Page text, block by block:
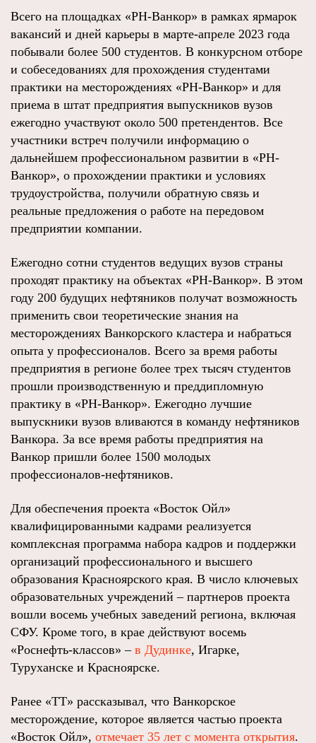
Всего на площадках «РН-Ванкор» в рамках ярмарок
вакансий и дней карьеры в марте-апреле 2023 года
побывали более 500 студентов. В конкурсном отборе
и собеседованиях для прохождения студентами
практики на месторождениях «РН-Ванкор» и для
приема в штат предприятия выпускников вузов
ежегодно участвуют около 500 претендентов. Все
участники встреч получили информацию о
дальнейшем профессиональном развитии в «РН-
Ванкор», о прохождении практики и условиях
трудоустройства, получили обратную связь и
реальные предложения о работе на передовом
предприятии компании.
Ежегодно сотни студентов ведущих вузов страны
проходят практику на объектах «РН-Ванкор». В этом
году 200 будущих нефтяников получат возможность
применить свои теоретические знания на
месторождениях Ванкорского кластера и набраться
опыта у профессионалов. Всего за время работы
предприятия в регионе более трех тысяч студентов
прошли производственную и преддипломную
практику в «РН-Ванкор». Ежегодно лучшие
выпускники вузов вливаются в команду нефтяников
Ванкора. За все время работы предприятия на
Ванкор пришли более 1500 молодых
профессионалов-нефтяников.
Для обеспечения проекта «Восток Ойл»
квалифицированными кадрами реализуется
комплексная программа набора кадров и поддержки
организаций профессионального и высшего
образования Красноярского края. В число ключевых
образовательных учреждений – партнеров проекта
вошли восемь учебных заведений региона, включая
СФУ. Кроме того, в крае действуют восемь
«Роснефть-классов» – в Дудинке, Игарке,
Туруханске и Красноярске.
Ранее «ТТ» рассказывал, что Ванкорское
месторождение, которое является частью проекта
«Восток Ойл», отмечает 35 лет с момента открытия.